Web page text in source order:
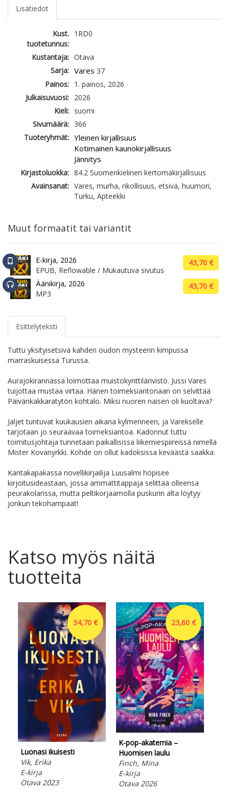
Lisätiedot
Kust.
tuotetunnus:
1RD0
Kustantaja: Otava
Sarja: Vares 37
Painos: 1. painos, 2026
Julkaisuvuosi: 2026
Kieli: suomi
Sivumäärä: 366
Tuoteryhmät: Yleinen kirjallisuus
Kotimainen kaunokirjallisuus
Jännitys
Kirjastoluokka: 84.2 Suomenkielinen kertomakirjallisuus
Avainsanat: Vares, murha, rikollisuus, etsivä, huumori,
Turku, Apteekki
Muut formaatit tai variantit
E-kirja, 2026
EPUB, Reflowable / Mukautuva sivutus
43,70 €
Äänikirja, 2026
MP3
43,70 €
Esittelyteksti
Tuttu yksityisetsivä kahden oudon mysteerin kimpussa
marraskuisessa Turussa.
Aurajokirannassa loimottaa muistokynttilärivistö. Jussi Vares
tuijottaa mustaa virtaa. Hänen toimeksiantonaan on selvittää
Päivänkakkaratytön kohtalo. Miksi nuoren naisen oli kuoltava?
Jäljet tuntuvat kuukausien aikana kylmenneen, ja Varekselle
tarjotaan jo seuraavaa toimeksiantoa. Kadonnut tuttu
toimitusjohtaja tunnetaan paikallisissa liikemiespiireissä nimellä
Mister Kovanyrkki. Kohde on ollut kadoksissa keväästä saakka.
Kantakapakassa novellikirjailija Luusalmi höpisee
kirjoitusideastaan, jossa ammattitappaja selittää olleensa
peurakolarissa, mutta peltikorjaamolla puskurin alta löytyy
jonkun tekohampaat!
Katso myös näitä
tuotteita
34,70 €
Luonasi ikuisesti
Vik, Erika
E-kirja
Otava 2023
23,60 €
K-pop-akatemia –
Huomisen laulu
Finch, Mina
E-kirja
Otava 2026